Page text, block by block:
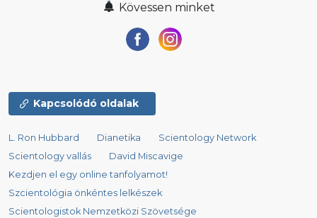
Kövessen minket
Kapcsolódó oldalak
L. Ron Hubbard Dianetika
Scientology Network
Scientology vallás
David Miscavige
Kezdjen el egy online tanfolyamot!
Szcientológia önkéntes lelkészek
Scientologistok Nemzetközi Szövetsége